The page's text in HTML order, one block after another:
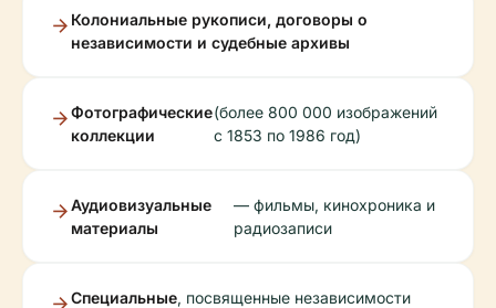
Колониальные рукописи, договоры о
независимости и судебные архивы
Фотографические
коллекции
(более 800 000 изображений
с 1853 по 1986 год)
Аудиовизуальные
материалы
— фильмы, кинохроника и
радиозаписи
Специальные, посвященные независимости